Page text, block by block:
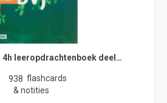
4h leeropdrachtenboek deel…
938 flashcards
& notities